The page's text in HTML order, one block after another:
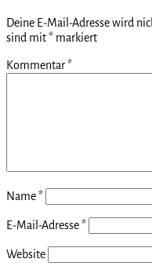
Deine E-Mail-Adresse wird
sind mit* markiert
Kommentar*
Name*
E-Mail-Adresse*
Website